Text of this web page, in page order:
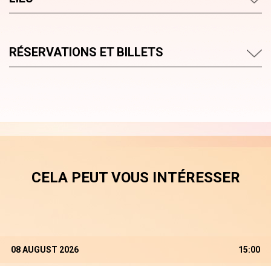
RÉSERVATIONS ET BILLETS
CELA PEUT VOUS INTÉRESSER
08 AUGUST 2026 15:00